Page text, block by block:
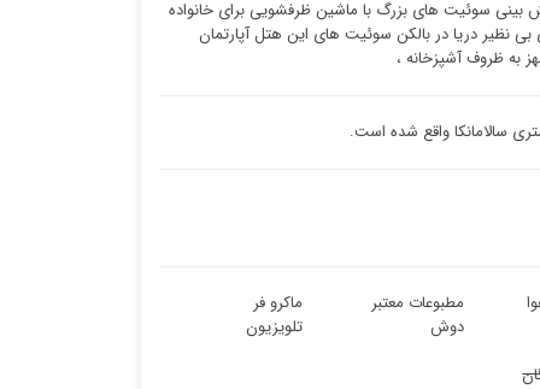
بینی سوئیت های بزرگ با ماشین ظرفشویی برای خانواده
نظیر دریا در بالکن سوئیت ‌های این هتل آپارتمان
به ظروف آشپزخانه ،
مطبوعات معتبر
ماکرو فر
دوش
تلویزیون